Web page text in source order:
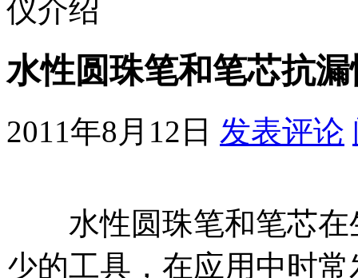
仪介绍
水性圆珠笔和笔芯抗
2011年8月12日 发表评论
水性圆珠笔和笔芯在
少的工具，在应用中时